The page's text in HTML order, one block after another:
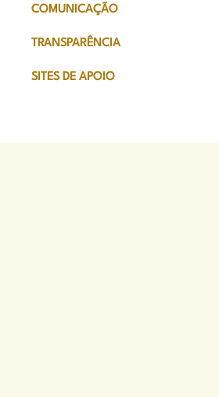
COMUNICAÇÃO
TRANSPARÊNCIA
SITES DE APOIO